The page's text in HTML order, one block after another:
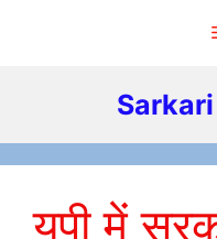
यूपी में